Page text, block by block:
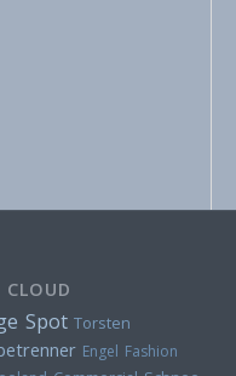
CLOUD
Spot Torsten
Engel Fashion